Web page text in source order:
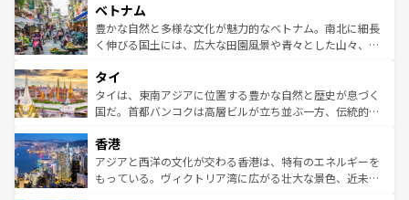
参照してほしい。
容にもいいと評判のスイーツなど、バラエティ豊かな料理
が味わえる。 なお、新着の台湾情報は コンテンツ一覧を参
照してほしい。
き、地方に足を延ばせば四季折々の自然美を楽しむことが
できる。そして、キムチや焼肉、絶品のストリートフード
まで、さまざまな韓国料理が待っている。夜には、韓国な
リティに包まれながら、韓国の多彩な魅力を心ゆくまで味
わってみてほしい。 なお、新着の韓国情報はコンテンツ一
覧を参照してほしい。
ベトナム
豊かな自然と多様な文化が魅力的なベトナム。南北に細長
く伸びる国土には、広大な田園風景や青々とした山々、世
急速な発展と共に伝統が息づく。ハノイの古い町並みやホ
ーチミン市のフランス統治時代の建物も、独特の雰囲気を
醸し出している。また、バラエティの豊かさとおいしさで
とつ。フォーやバインミー、ベトナムコーヒーなどは、ぜ
ひ現地で味わいたい。どの地域を訪れてもあたたかい人々
が旅行者を迎えてくれるので、きっと忘れられない旅にな
タイ
タイは、東南アジアに位置する豊かな自然と歴史が息づく
国だ。首都バンコクは高層ビルが立ち並ぶ一方、伝統的な
の活気が交差している。北部ではチェンマイなどの山岳地
帯で自然と触れ合い、南部ではプーケットやクラビの美し
いビーチでリゾート気分を楽しむことができる。タイ料理
香港
アジアと西洋の文化が交わる香港は、特有のエネルギーを
もっている。ヴィクトリア湾に広がる壮大な景色、近未来